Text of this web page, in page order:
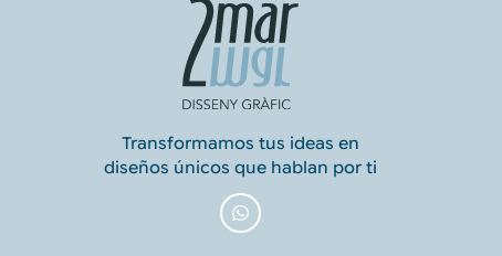
Transformamos tus ideas en
diseños únicos que hablan por ti